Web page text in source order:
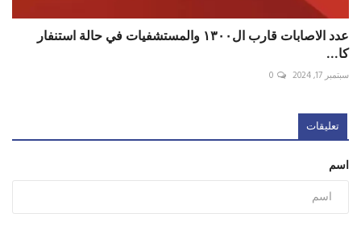
عدد الاصابات قارب ال١٣٠٠ والمستشفيات في حالة استنفار
كا...
سبتمبر 17, 2024 0
تعليقات
اسم